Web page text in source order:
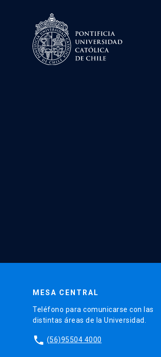
MESA CENTRAL
Teléfono para comunicarse con las
distintas áreas de la Universidad.
phone (56)95504 4000